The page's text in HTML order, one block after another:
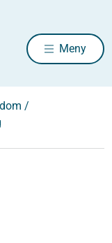
Meny
/